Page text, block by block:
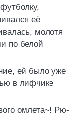
её
молотя
по белой
ей было уже
в лифчике
омлета~! Рю-